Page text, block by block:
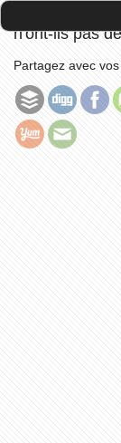
n'ont-ils pas
Partagez avec vos